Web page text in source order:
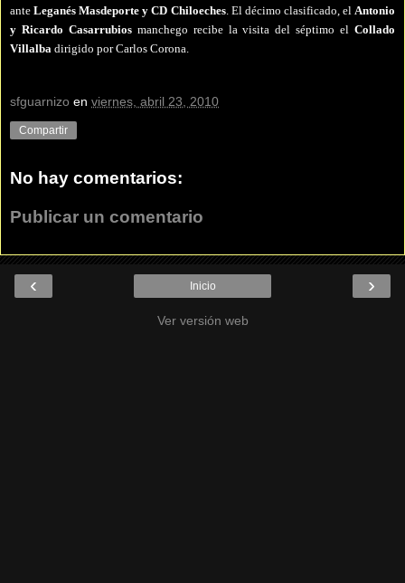
anteLeganés Masdeporte y CD Chiloeches. El décimo clasificado, elAntonio
y Ricardo Casarrubiosmanchego recibe la visita del séptimo elCollado
Villalba dirigido por Carlos Corona.
sfguarnizo en viernes, abril 23, 2010
Compartir
No hay comentarios:
Publicar un comentario
‹ ›
Inicio
Ver versión web